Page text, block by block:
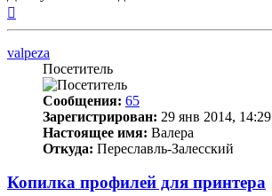
valpeza
Посетитель
Сообщения: 65
Зарегистрирован: 29 янв 2014, 14:29
Настоящее имя: Валера
Откуда: Переславль-Залесский
Копилка профилей для принтера